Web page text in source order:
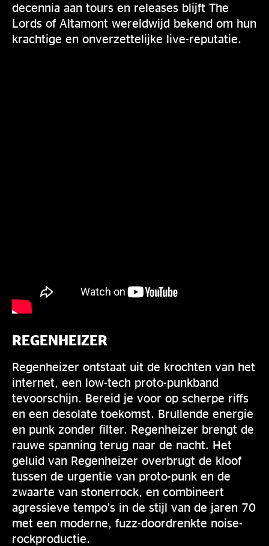
decennia aan tours en releases blijft The
Lords of Altamont wereldwijd bekend om hun
krachtige en onverzettelijke live-reputatie.
REGENHEIZER
Regenheizer ontstaat uit de krochten van het
internet, een low-tech proto-punkband
tevoorschijn. Bereid je voor op scherpe riffs
en een desolate toekomst. Brullende energie
en punk zonder filter. Regenheizer brengt de
rauwe spanning terug naar de nacht. Het
geluid van Regenheizer overbrugt de kloof
tussen de urgentie van proto-punk en de
zwaarte van stonerrock, en combineert
agressieve tempo’s in de stijl van de jaren 70
met een moderne, fuzz-doordrenkte noise-
rockproductie.